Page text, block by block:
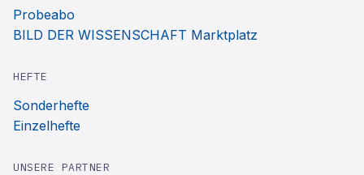
Probeabo
BILD DER WISSENSCHAFT Marktplatz
HEFTE
Sonderhefte
Einzelhefte
UNSERE PARTNER